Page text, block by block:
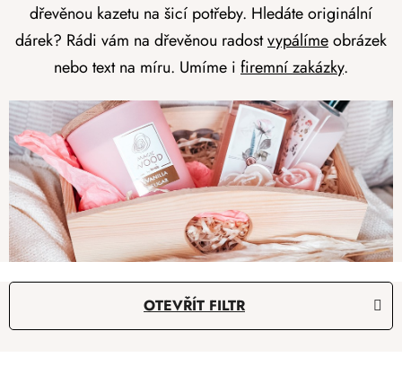
dřevěnou kazetu na šicí potřeby. Hledáte originální
dárek? Rádi vám na dřevěnou radostvypálímeobrázek
nebo text na míru. Umíme i firemní zakázky.
OTEVŘÍT FILTR
V
p